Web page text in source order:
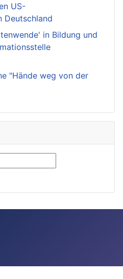
US-
Deutschland
in Bildung und
"Hände weg von der